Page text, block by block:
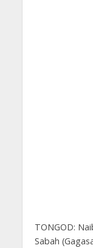
TONGOD:
Sabah